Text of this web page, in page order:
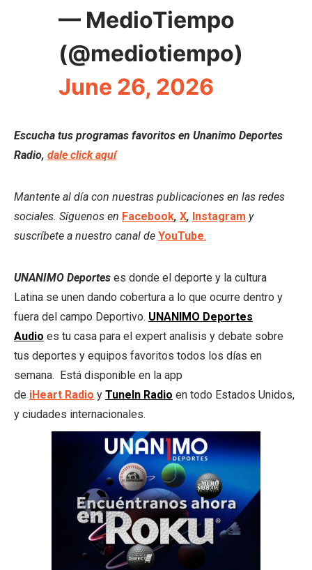
— MedioTiempo
(@mediotiempo)
June 26, 2026
Escucha tus programas favoritos en Unanimo Deportes
Radio, dale click aquí
Mantente al día con nuestras publicaciones en las redes
sociales. Síguenos en Facebook, X, Instagram y
suscríbete a nuestro canal de YouTube.
UNANIMO Deportes es donde el deporte y la cultura
Latina se unen dando cobertura a lo que ocurre dentro y
fuera del campo Deportivo. UNANIMO Deportes
Audio es tu casa para el expert analisis y debate sobre
tus deportes y equipos favoritos todos los días en
semana. Está disponible en la app
de iHeart Radio y TuneIn Radio en todo Estados Unidos,
y ciudades internacionales.